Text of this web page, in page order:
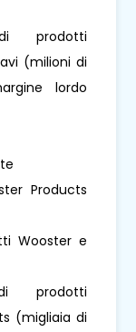
prodotti
(milioni di
lordo
Products
Wooster e
prodotti
(migliaia di